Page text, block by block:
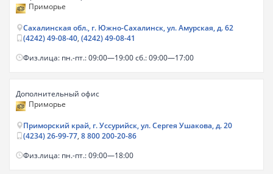
Приморье
Сахалинская обл., г. Южно-Сахалинск, ул. Амурская, д. 62
(4242) 49-08-40, (4242) 49-08-41
Физ.лица: пн.-пт.: 09:00—19:00 сб.: 09:00—17:00
Дополнительный офис
Приморье
Приморский край, г. Уссурийск, ул. Сергея Ушакова, д. 20
(4234) 26-99-77, 8 800 200-20-86
Физ.лица: пн.-пт.: 09:00—18:00